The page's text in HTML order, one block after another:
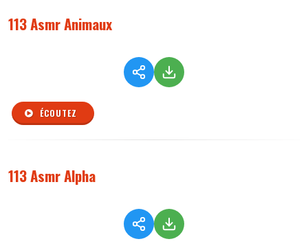
113 Asmr Animaux
ÉCOUTEZ
113 Asmr Alpha